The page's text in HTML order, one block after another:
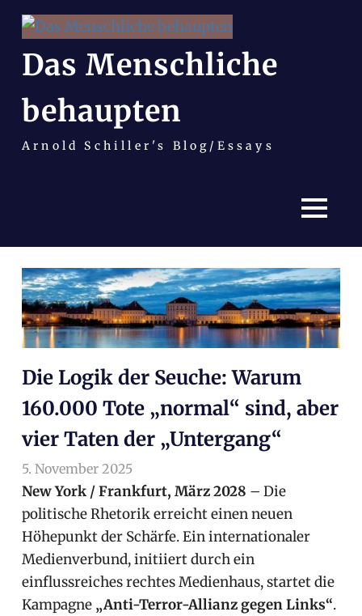
Inhalt
springen
Das Menschliche
behaupten
Arnold Schiller's Blog/Essays
MENÜ
Die Logik der Seuche: Warum
160.000 Tote „normal“ sind, aber
vier Taten der „Untergang“
5. November 2025
New York / Frankfurt, März 2028 – Die
politische Rhetorik erreicht einen neuen
Höhepunkt der Schärfe. Ein internationaler
Medienverbund, initiiert durch ein
einflussreiches rechtes Medienhaus, startet die
Kampagne „Anti-Terror-Allianz gegen Links“.